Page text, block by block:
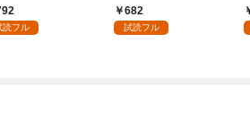
ダーシルクで裁縫
張ります！ 1
読フル
682
試読フル